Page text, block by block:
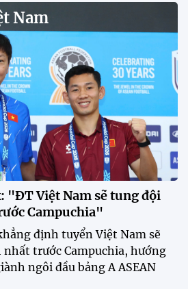
HLV Kim Sang-sik: "Tuyển Việt
Nam sẽ mang sự tự tin này vào
trận gặp Singapore"
23:26 24/07/2026
Tiền đạo Đình Bắc: "Chiến
thắng này là thành quả của cả
tập thể"
23:15 24/07/2026
Đình Bắc lập hat-trick, tuyển
Việt Nam thắng đậm Timor
Leste tại ASEAN Cup 2026